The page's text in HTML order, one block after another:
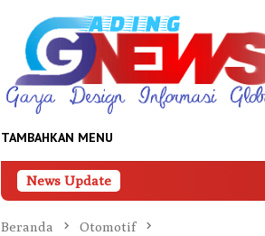
TAMBAHKAN MENU
News Update
Beranda Otomotif